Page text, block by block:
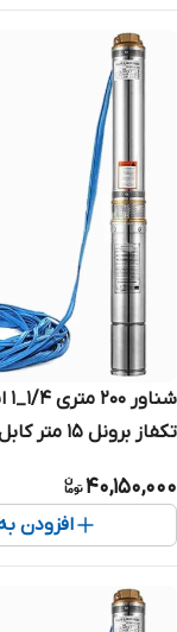
تکفاز برونل ۱۵
کامل ۱.۲۵ اینچ کابل بلند تک فاز
40,150,000
افزودن